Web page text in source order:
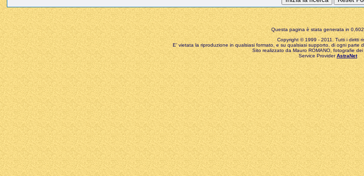
Questa pagina è stata generata in 0,602
Copyright © 1999 - 2011. Tutti i diritti
E' vietata la riproduzione in qualsiasi formato, e su qualsiasi supporto, di ogni parte
Sito realizzato da Mauro ROMANO, fotografie
Service ProviderAstraNet